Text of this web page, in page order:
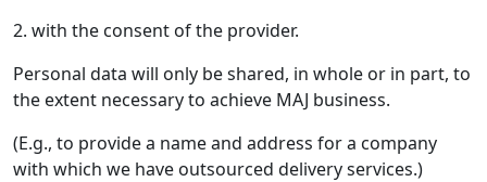
2. with the consent of the provider.
Personal data will only be shared, in whole or in part, to
the extent necessary to achieve MAJ business.
(E.g., to provide a name and address for a company
with which we have outsourced delivery services.)